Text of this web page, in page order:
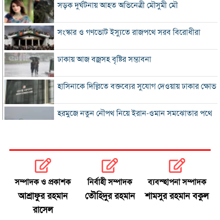
সড়ক দুর্ঘটনায় আহত অভিনেত্রী মৌসুমী মৌ
সংস্কার ও গণভোট ইস্যুতে রাজপথে সরব বিরোধীরা
ঢাকায় আজ বজ্রসহ বৃষ্টির সম্ভাবনা
হাসিনাকে দিল্লিতে বক্তব্যের সুযোগ দেওয়ায় ঢাকার ক্ষোভ
হরমুজে নতুন নৌপথ নিয়ে ইরান-ওমান সমঝোতার পথে
ভুল স্বীকার করে ক্ষমা চাইল ফিফা
স্বর্ণের ভরি বাড়ল প্রায় ১০ হাজার টাকা
সম্পাদক ও প্রকাশক
আশ্রাফুর রহমান
রাসেল
নির্বাহী সম্পাদক
তৌহিদুর রহমান
ব্যবস্হাপনা সম্পাদক
শামসুর রহমান বকুল